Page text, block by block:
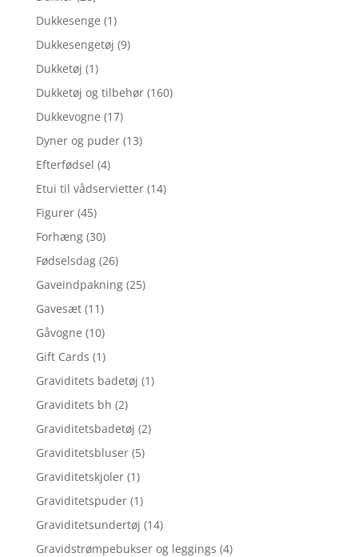
Dukkesenge (1)
Dukkesengetøj (9)
Dukketøj (1)
Dukketøj og tilbehør (160)
Dukkevogne (17)
Dyner og puder (13)
Efterfødsel (4)
Etui til vådservietter (14)
Figurer (45)
Forhæng (30)
Fødselsdag (26)
Gaveindpakning (25)
Gavesæt (11)
Gåvogne (10)
Gift Cards (1)
Graviditets badetøj (1)
Graviditets bh (2)
Graviditetsbadetøj (2)
Graviditetsbluser (5)
Graviditetskjoler (1)
Graviditetspuder (1)
Graviditetsundertøj (14)
Gravidstrømpebukser og leggings (4)